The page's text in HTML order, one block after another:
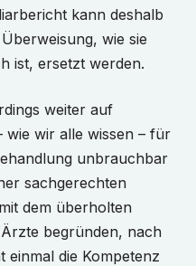
kann deshalb
wie sie
ist, ersetzt werden.
weiter auf
wie wir alle wissen – für
unbrauchbar
sachgerechten
dem überholten
begründen, nach
einmal die Kompetenz